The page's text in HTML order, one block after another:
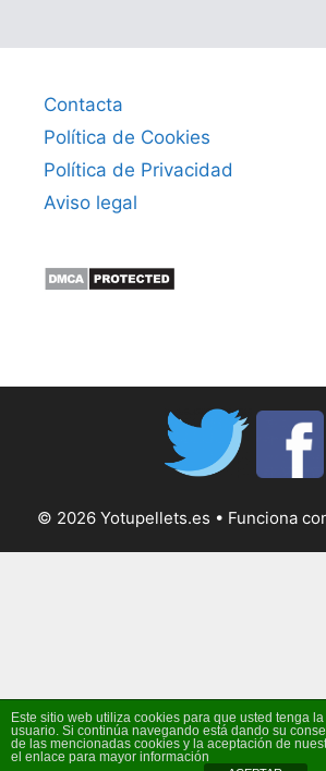
Contacta
Política de Cookies
Política de Privacidad
Aviso legal
© 2026 Yotupellets.es • Funciona
Este sitio web utiliza cookies para que usted tenga
usuario. Si continúa navegando está dando su
de las mencionadas cookies y la aceptación de
el enlace para mayor información